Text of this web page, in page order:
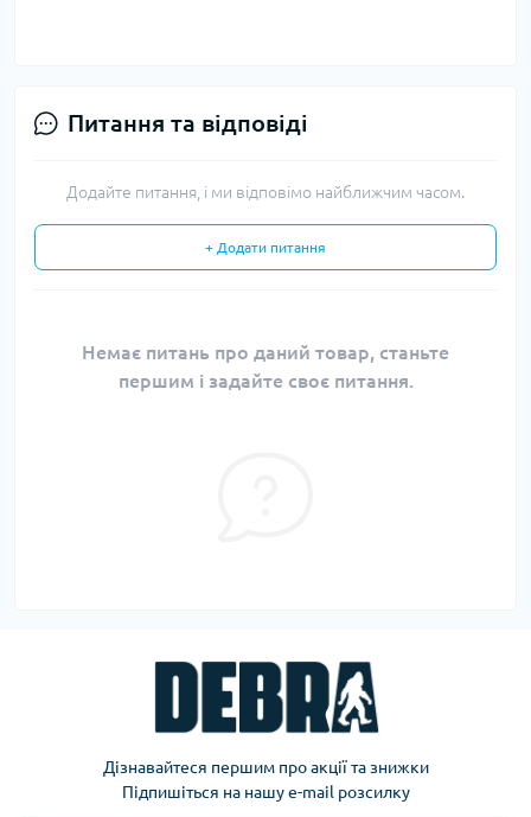
Питання та відповіді
Додайте питання, і ми відповімо найближчим часом.
+ Додати питання
Немає питань про даний товар, станьте
першим і задайте своє питання.
Дізнавайтеся першим про акції та знижки
Підпишіться на нашу e-mail розсилку